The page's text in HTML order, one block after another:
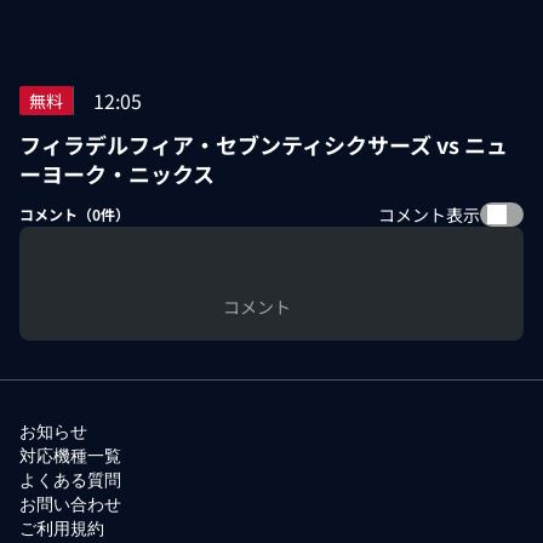
無料 12:05
フィラデルフィア・セブンティシクサーズ vs ニュ
ーヨーク・ニックス
コメント（0件） コメント表示
コメント
お知らせ
対応機種一覧
よくある質問
お問い合わせ
ご利用規約